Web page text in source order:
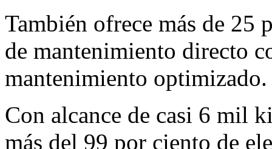
También ofrece más de 25
de mantenimiento directo
mantenimiento optimizado.
Con alcance de casi 6 mil
más del 99 por ciento de